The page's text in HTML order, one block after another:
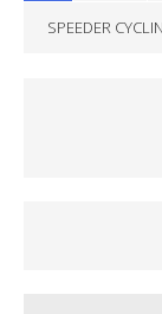
SPEEDER